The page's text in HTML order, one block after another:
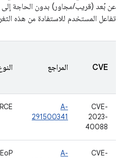
عن بُعد (قريب/مجاور) بدون الحاجة إلى
تفاعل المستخدم للاستفادة من هذه
CVE المراجع
CVE-
2023-
40088
A-
291500341
RCE
CVE-
A-
EoP